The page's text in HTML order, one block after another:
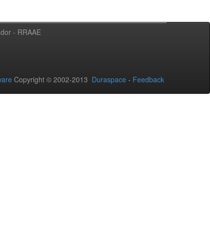
- RRAAE
Copyright © 2002-2013 Duraspace - Feedback